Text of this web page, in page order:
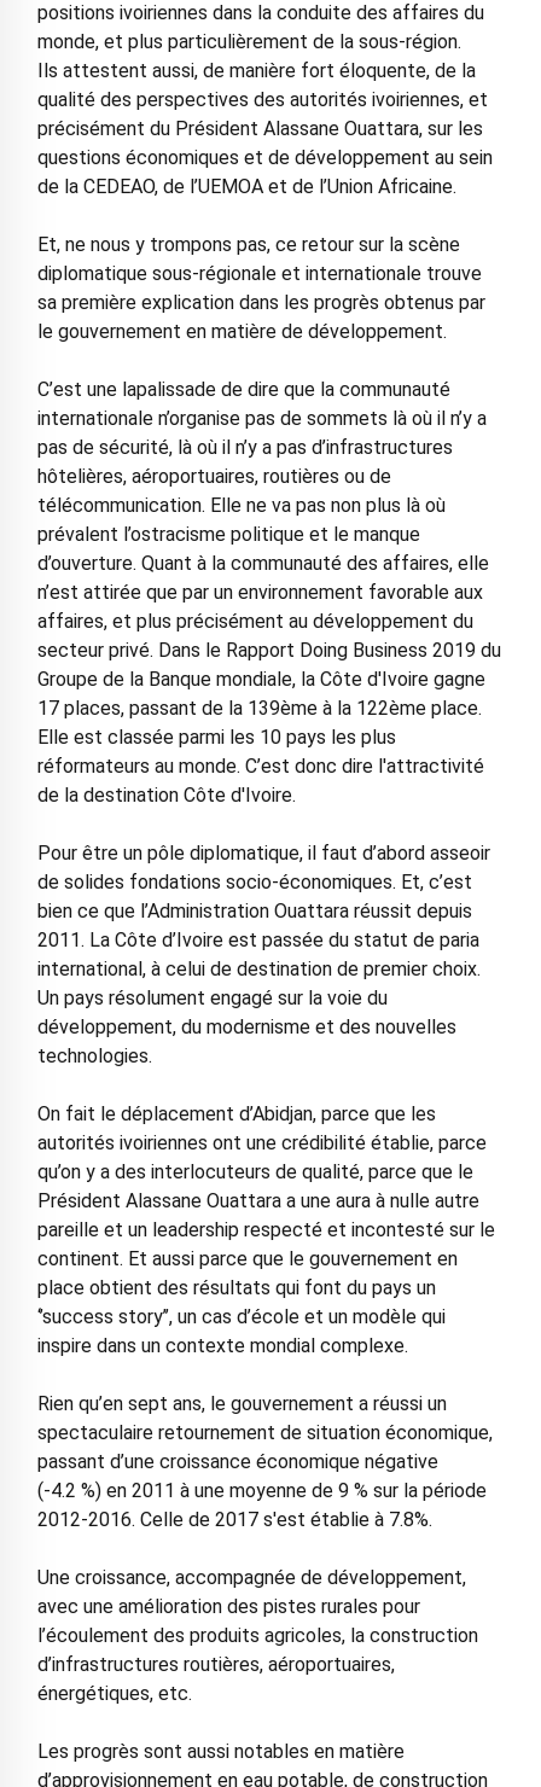
positions ivoiriennes dans la conduite des affaires du
monde, et plus particulièrement de la sous-région.
Ils attestent aussi, de manière fort éloquente, de la
qualité des perspectives des autorités ivoiriennes, et
précisément du Président Alassane Ouattara, sur les
questions économiques et de développement au sein
de la CEDEAO, de l’UEMOA et de l’Union Africaine.
Et, ne nous y trompons pas, ce retour sur la scène
diplomatique sous-régionale et internationale trouve
sa première explication dans les progrès obtenus par
le gouvernement en matière de développement.
C’est une lapalissade de dire que la communauté
internationale n’organise pas de sommets là où il n’y a
pas de sécurité, là où il n’y a pas d’infrastructures
hôtelières, aéroportuaires, routières ou de
télécommunication. Elle ne va pas non plus là où
prévalent l’ostracisme politique et le manque
d’ouverture. Quant à la communauté des affaires, elle
n’est attirée que par un environnement favorable aux
affaires, et plus précisément au développement du
secteur privé. Dans le Rapport Doing Business 2019 du
Groupe de la Banque mondiale, la Côte d'Ivoire gagne
17 places, passant de la 139ème à la 122ème place.
Elle est classée parmi les 10 pays les plus
réformateurs au monde. C’est donc dire l'attractivité
de la destination Côte d'Ivoire.
Pour être un pôle diplomatique, il faut d’abord asseoir
de solides fondations socio-économiques. Et, c’est
bien ce que l’Administration Ouattara réussit depuis
2011. La Côte d’Ivoire est passée du statut de paria
international, à celui de destination de premier choix.
Un pays résolument engagé sur la voie du
développement, du modernisme et des nouvelles
technologies.
On fait le déplacement d’Abidjan, parce que les
autorités ivoiriennes ont une crédibilité établie, parce
qu’on y a des interlocuteurs de qualité, parce que le
Président Alassane Ouattara a une aura à nulle autre
pareille et un leadership respecté et incontesté sur le
continent. Et aussi parce que le gouvernement en
place obtient des résultats qui font du pays un
‘’success story’’, un cas d’école et un modèle qui
inspire dans un contexte mondial complexe.
Rien qu’en sept ans, le gouvernement a réussi un
spectaculaire retournement de situation économique,
passant d’une croissance économique négative
(-4.2 %) en 2011 à une moyenne de 9 % sur la période
2012-2016. Celle de 2017 s'est établie à 7.8%.
Une croissance, accompagnée de développement,
avec une amélioration des pistes rurales pour
l’écoulement des produits agricoles, la construction
d’infrastructures routières, aéroportuaires,
énergétiques, etc.
Les progrès sont aussi notables en matière
d’approvisionnement en eau potable, de construction